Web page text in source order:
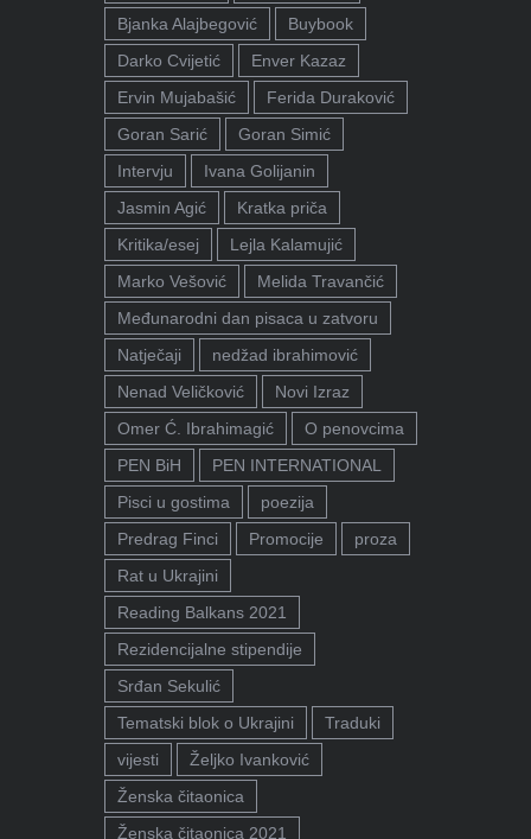
Bjanka Alajbegović
Buybook
Darko Cvijetić
Enver Kazaz
Ervin Mujabašić
Ferida Duraković
Goran Sarić
Goran Simić
Intervju
Ivana Golijanin
Jasmin Agić
Kratka priča
Kritika/esej
Lejla Kalamujić
Marko Vešović
Melida Travančić
Međunarodni dan pisaca u zatvoru
Natječaji
nedžad ibrahimović
Nenad Veličković
Novi Izraz
Omer Ć. Ibrahimagić
O penovcima
PEN BiH
PEN INTERNATIONAL
Pisci u gostima
poezija
Predrag Finci
Promocije
proza
Rat u Ukrajini
Reading Balkans 2021
Rezidencijalne stipendije
Srđan Sekulić
Tematski blok o Ukrajini
Traduki
vijesti
Željko Ivanković
Ženska čitaonica
Ženska čitaonica 2021